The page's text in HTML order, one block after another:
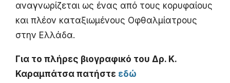
αναγνωρίζεται ως ένας από τους κορυφαίους
και πλέον καταξιωμένους Οφθαλμίατρους
στην Ελλάδα.
Για το πλήρες βιογραφικό του Δρ. Κ.
Καραμπάτσα πατήστε εδώ